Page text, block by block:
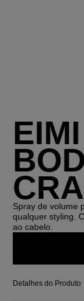
Spray de volume
qualquer styling.
ao cabelo.
Detalhes do Produto